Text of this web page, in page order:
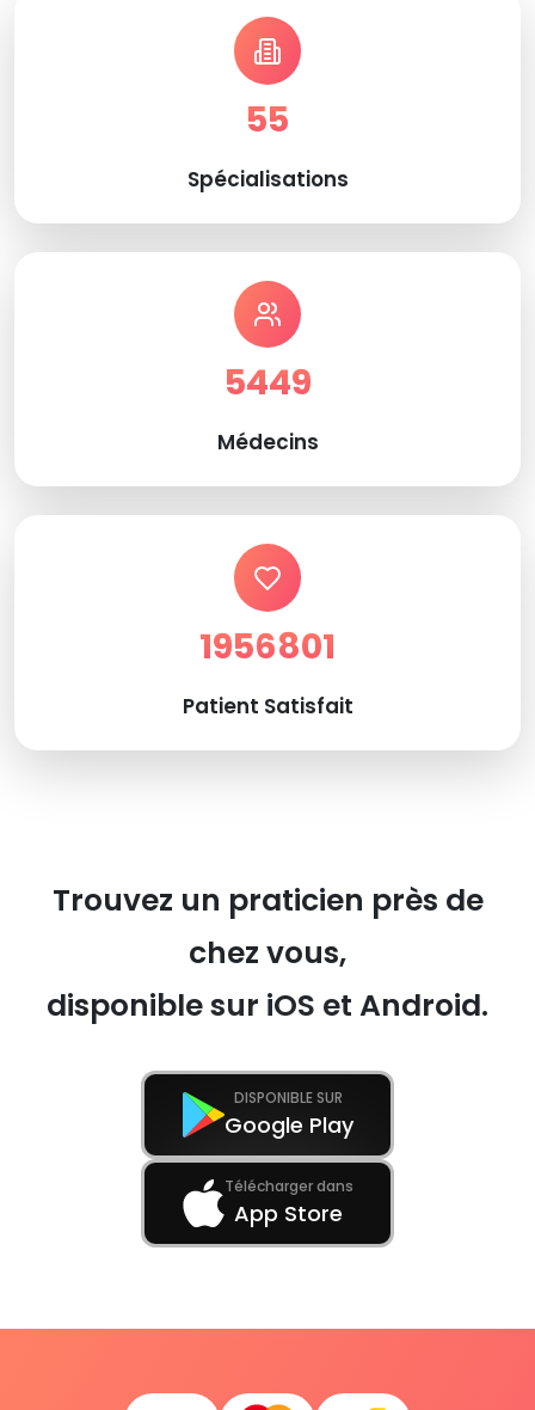
55
Spécialisations
5449
Médecins
1956801
Patient Satisfait
Trouvez un praticien près de
chez vous,
disponible sur iOS et Android.
DISPONIBLE SUR
Google Play
Télécharger dans
App Store